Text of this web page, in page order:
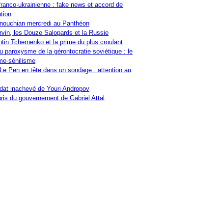
ukrainienne : fake news et accord de
mercredi au Panthéon
les Douze Salopards et la Russie
Tchernenko et la prime du plus croulant
paroxysme de la gérontocratie soviétique : le
sénilisme
Pen en tête dans un sondage : attention au
inachevé de Youri Andropov
du gouvernement de Gabriel Attal